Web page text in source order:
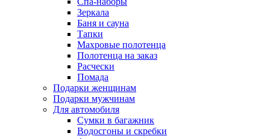
Зеркала
Баня и сауна
Тапки
Махровые полотенца
Полотенца на заказ
Расчески
Помада
Подарки женщинам
Подарки мужчинам
Для автомобиля
Сумки в багажник
Водосгоны и скребки